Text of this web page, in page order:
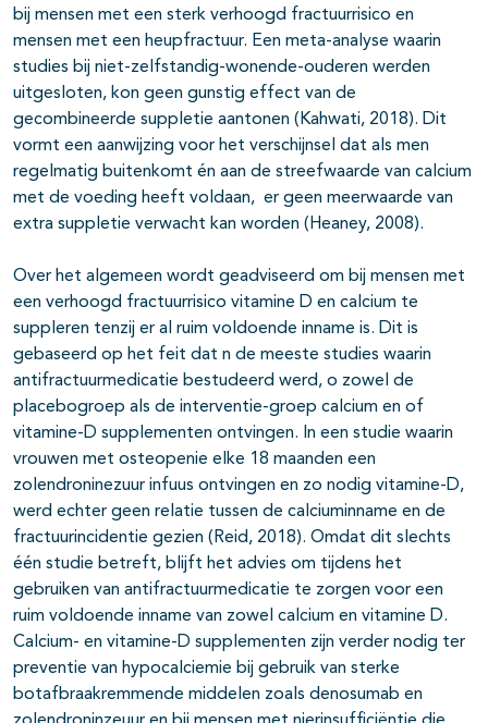
bij mensen met een sterk verhoogd fractuurrisico en
mensen met een heupfractuur. Een meta-analyse waarin
studies bij niet-zelfstandig-wonende-ouderen werden
uitgesloten, kon geen gunstig effect van de
gecombineerde suppletie aantonen (Kahwati, 2018). Dit
vormt een aanwijzing voor het verschijnsel dat als men
regelmatig buitenkomt én aan de streefwaarde van calcium
met de voeding heeft voldaan, er geen meerwaarde van
extra suppletie verwacht kan worden (Heaney, 2008).
Over het algemeen wordt geadviseerd om bij mensen met
een verhoogd fractuurrisico vitamine D en calcium te
suppleren tenzij er al ruim voldoende inname is. Dit is
gebaseerd op het feit dat n de meeste studies waarin
antifractuurmedicatie bestudeerd werd, o zowel de
placebogroep als de interventie-groep calcium en of
vitamine-D supplementen ontvingen. In een studie waarin
vrouwen met osteopenie elke 18 maanden een
zolendroninezuur infuus ontvingen en zo nodig vitamine-D,
werd echter geen relatie tussen de calciuminname en de
fractuurincidentie gezien (Reid, 2018). Omdat dit slechts
één studie betreft, blijft het advies om tijdens het
gebruiken van antifractuurmedicatie te zorgen voor een
ruim voldoende inname van zowel calcium en vitamine D.
Calcium- en vitamine-D supplementen zijn verder nodig ter
preventie van hypocalciemie bij gebruik van sterke
botafbraakremmende middelen zoals denosumab en